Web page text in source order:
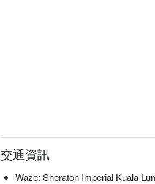
交通資訊
Waze: Sheraton Imperial Kuala